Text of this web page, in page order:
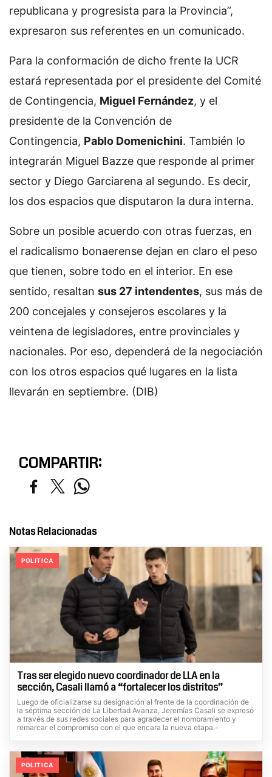
republicana y progresista para la Provincia”,
expresaron sus referentes en un comunicado.
Para la conformación de dicho frente la UCR
estará representada por el presidente del Comité
de Contingencia, Miguel Fernández, y el
presidente de la Convención de
Contingencia, Pablo Domenichini. También lo
integrarán Miguel Bazze que responde al primer
sector y Diego Garciarena al segundo. Es decir,
los dos espacios que disputaron la dura interna.
Sobre un posible acuerdo con otras fuerzas, en
el radicalismo bonaerense dejan en claro el peso
que tienen, sobre todo en el interior. En ese
sentido, resaltan sus 27 intendentes, sus más de
200 concejales y consejeros escolares y la
veintena de legisladores, entre provinciales y
nacionales. Por eso, dependerá de la negociación
con los otros espacios qué lugares en la lista
llevarán en septiembre. (DIB)
COMPARTIR:
Notas Relacionadas
POLITICA
Tras ser elegido nuevo coordinador de LLA en la
sección, Casali llamó a “fortalecer los distritos”
Luego de oficializarse su designación al frente de la coordinación de
la séptima sección de La Libertad Avanza, Jeremías Casali se expresó
a través de sus redes sociales para agradecer el nombramiento y
remarcar el compromiso con el que encara la nueva etapa.-
POLITICA